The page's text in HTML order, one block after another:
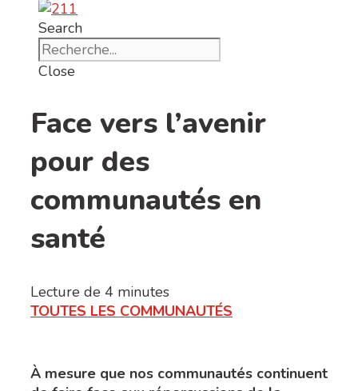
Search
Close
Face vers l’avenir
pour des
communautés en
santé
Lecture de 4 minutes
TOUTES LES COMMUNAUTÉS
À mesure que nos communautés continuent